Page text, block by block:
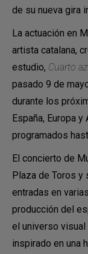
de su nueva gira
La actuación en
artista catalana,
estudio, Cuarto
pasado 9 de
durante los
España, Europa
programados
El concierto de
Plaza de Toros y
entradas en
producción del
el universo visual
inspirado en una